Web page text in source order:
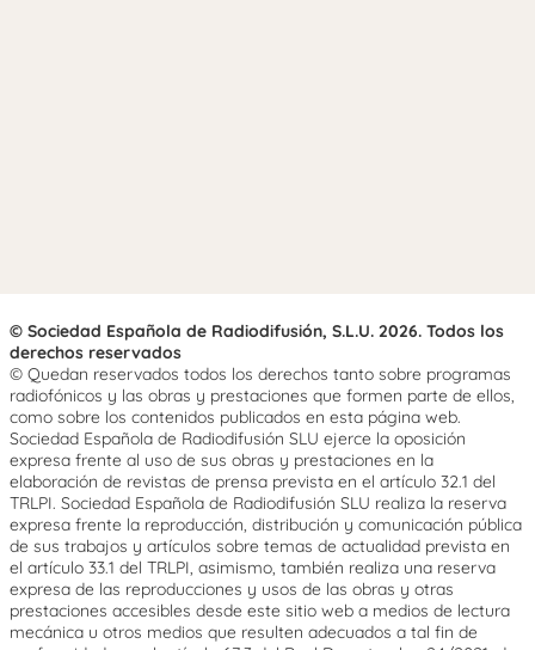
© Sociedad Española de Radiodifusión, S.L.U. 2026. Todos los
derechos reservados
© Quedan reservados todos los derechos tanto sobre programas
radiofónicos y las obras y prestaciones que formen parte de ellos,
como sobre los contenidos publicados en esta página web.
Sociedad Española de Radiodifusión SLU ejerce la oposición
expresa frente al uso de sus obras y prestaciones en la
elaboración de revistas de prensa prevista en el artículo 32.1 del
TRLPI. Sociedad Española de Radiodifusión SLU realiza la reserva
expresa frente la reproducción, distribución y comunicación pública
de sus trabajos y artículos sobre temas de actualidad prevista en
el artículo 33.1 del TRLPI, asimismo, también realiza una reserva
expresa de las reproducciones y usos de las obras y otras
prestaciones accesibles desde este sitio web a medios de lectura
mecánica u otros medios que resulten adecuados a tal fin de